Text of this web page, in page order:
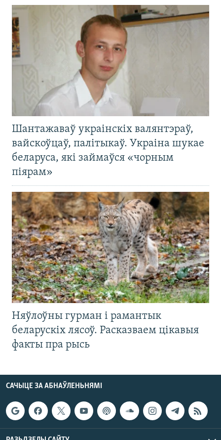
Шантажаваў украінскіх валянтэраў,
вайскоўцаў, палітыкаў. Украіна шукае
беларуса, які займаўся «чорным
піярам»
Няўлоўны гурман і рамантык
беларускіх лясоў. Расказваем цікавыя
факты пра рысь
САЧЫЦЕ ЗА АБНАЎЛЕНЬНЯМІ